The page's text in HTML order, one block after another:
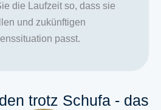
die Laufzeit so, dass sie
und zukünftigen
passt.
trotz Schufa - das